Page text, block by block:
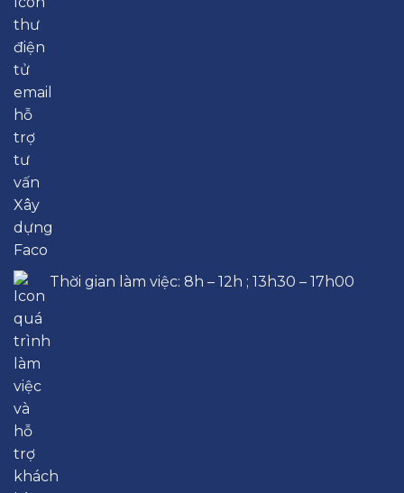
Thời gian làm việc: 8h – 12h ; 13h30 – 17h00